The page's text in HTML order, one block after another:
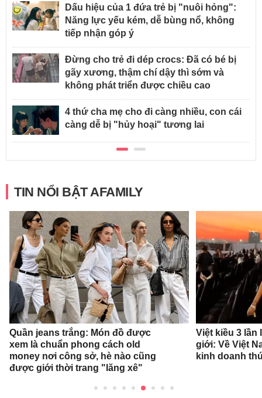
Dấu hiệu của 1 đứa trẻ bị "nuôi hỏng":
Năng lực yếu kém, dễ bùng nổ, không
tiếp nhận góp ý
Đừng cho trẻ đi dép crocs: Đã có bé bị
gãy xương, thậm chí dậy thì sớm và
không phát triển được chiều cao
4 thứ cha mẹ cho đi càng nhiều, con cái
càng dễ bị "hủy hoại" tương lai
TIN NỔI BẬT AFAMILY
Quần jeans trắng: Món đồ được
xem là chuẩn phong cách old
money nơi công sở, hè nào cũng
được giới thời trang "lăng xê"
Việt kiều 3 lần
giới: Về Việt
kinh doanh